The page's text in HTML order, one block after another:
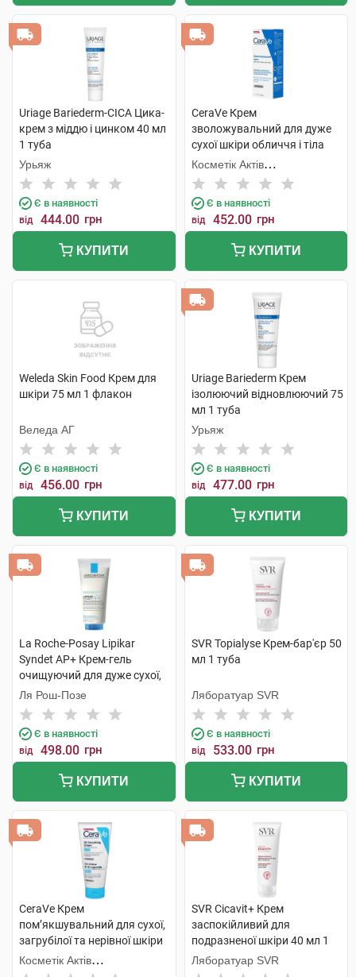
Uriage Bariederm-CICA Цика-
крем з міддю і цинком 40 мл
1 туба
Урьяж
Є в наявності
від 444.00 грн
КУПИТИ
CeraVe Крем
зволожувальний для дуже
сухої шкіри обличчя і тіла
177 мл 1 туба
Косметік Актів
Інтернаціональ
Є в наявності
від 452.00 грн
КУПИТИ
Weleda Skin Food Крем для
шкіри 75 мл 1 флакон
Веледа АГ
Є в наявності
від 456.00 грн
КУПИТИ
Uriage Bariederm Крем
ізолюючий відновлюючий 75
мл 1 туба
Урьяж
Є в наявності
від 477.00 грн
КУПИТИ
La Roche-Posay Lipikar
Syndet AP+ Крем-гель
очищуючий для дуже сухої,
схильної до атопії шкіри 200
мл 1 туба
Ля Рош-Позе
Є в наявності
від 498.00 грн
КУПИТИ
SVR Topialyse Крем-бар'єр 50
мл 1 туба
Ляборатуар SVR
Є в наявності
від 533.00 грн
КУПИТИ
CeraVe Крем
пом’якшувальний для сухої,
загрубілої та нерівної шкіри
обличчя та тіла 177 мл 1
флакон
Косметік Актів
SVR Cicavit+ Крем
заспокійливий для
подразненої шкіри 40 мл 1
туба
Ляборатуар SVR